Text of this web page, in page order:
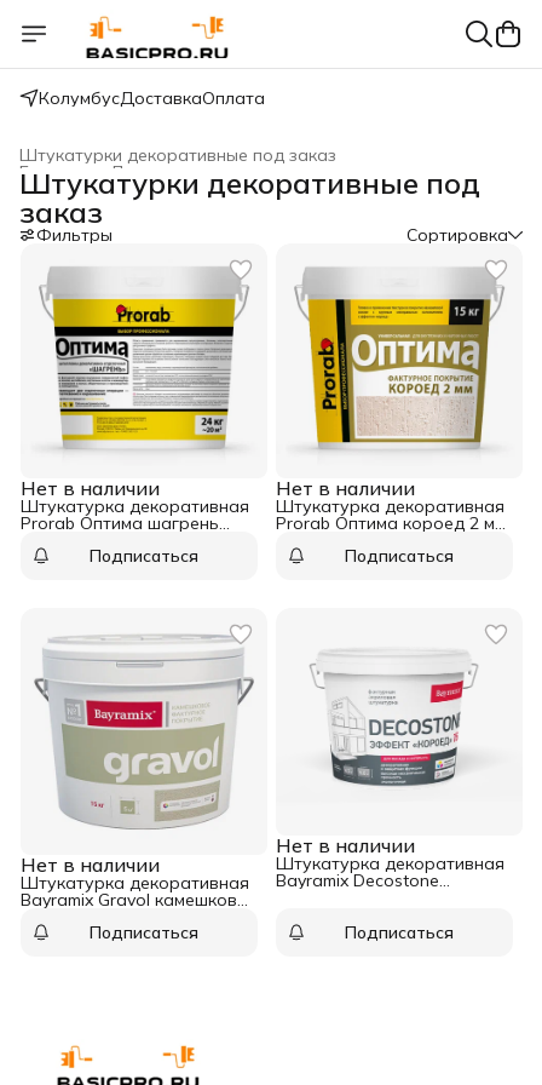
КолумбусДоставкаОплата
Штукатурки декоративные под заказ
Декоративные штукатурки
Главная
Штукатурки декоративные под
заказ
Фильтры Сортировка
Нет в наличии
Штукатурка декоративная
Prorab Оптима шагрень
Подписаться
Нет в наличии
Штукатурка декоративная
Prorab Оптима короед 2 мм
Подписаться
Нет в наличии
Штукатурка декоративная
Bayramix Gravol камешковая
Подписаться
Нет в наличии
Штукатурка декоративная
Bayramix Decostone
Подписаться